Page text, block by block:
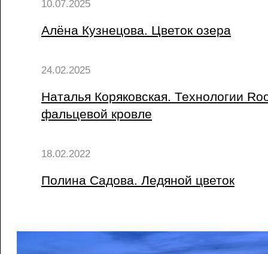
10.07.2025
Алёна Кузнецова. Цветок озера
24.02.2025
Наталья Коряковская. ​Технологии
фальцевой кровле
18.02.2022
Полина Садова. Ледяной цветок